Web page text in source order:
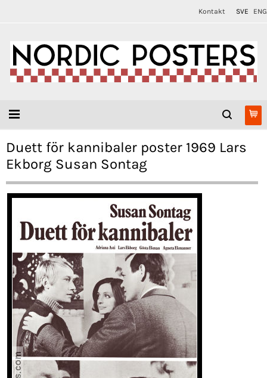
Kontakt SVE ENG
Duett för kannibaler poster 1969 Lars
Ekborg Susan Sontag